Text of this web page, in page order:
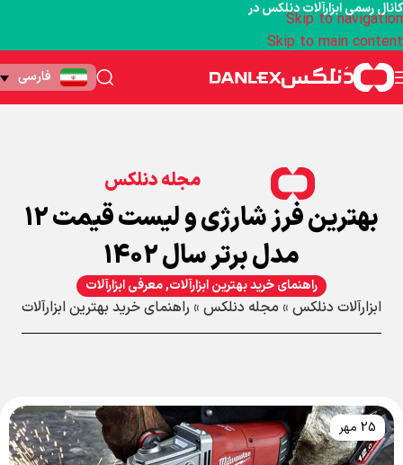
Skip to navigation
Skip to main content
فارسی
مجله دنلکس
بهترین فرز شارژی و لیست قیمت 12
مدل برتر سال 1402
راهنمای خرید بهترین ابزارآلات,معرفی ابزارآلات
ابزارآلات دنلکس» مجله دنلکس» راهنمای خرید بهترین ابزارآلات
25 مهر
کانال رسمی ابزارآلات دنلکس در